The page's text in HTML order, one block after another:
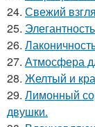
24. Свежий
25.
26.
27. Атмосфера
28. Желтый и
29. Лимонный
двушки.